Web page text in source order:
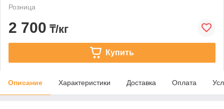
Розница
2 700 ₸/кг
Купить
Описание Характеристики Доставка Оплата